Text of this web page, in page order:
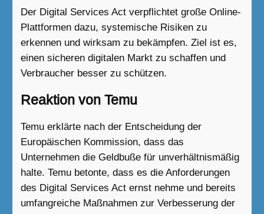
Der Digital Services Act verpflichtet große Online-
Plattformen dazu, systemische Risiken zu
erkennen und wirksam zu bekämpfen. Ziel ist es,
einen sicheren digitalen Markt zu schaffen und
Verbraucher besser zu schützen.
Reaktion von Temu
Temu erklärte nach der Entscheidung der
Europäischen Kommission, dass das
Unternehmen die Geldbuße für unverhältnismäßig
halte. Temu betonte, dass es die Anforderungen
des Digital Services Act ernst nehme und bereits
umfangreiche Maßnahmen zur Verbesserung der